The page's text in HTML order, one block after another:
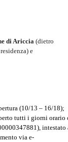
di Ariccia (dietro
e
(10/13 – 16/18);
tutti i giorni orario
intestato
via e-